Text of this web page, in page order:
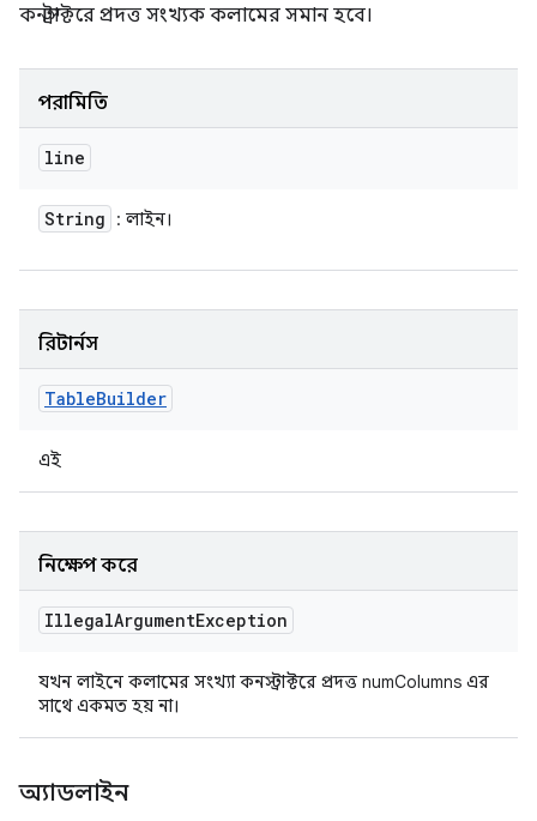
কনস্ট্রাক্টরে প্রদত্ত সংখ্যক কলামের সমান হবে।
পরামিতি
line
String : লাইন।
রিটার্নস
TableBuilder
এই
নিক্ষেপ করে
IllegalArgumentException
যখন লাইনে কলামের সংখ্যা কনস্ট্রাক্টরে প্রদত্ত numColumns এর
সাথে একমত হয় না।
অ্যাডলাইন